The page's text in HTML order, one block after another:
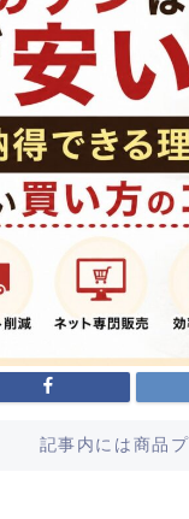
記事内には商品